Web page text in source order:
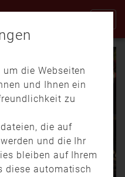
die Webseiten
und Ihnen ein
zu
die auf
und die Ihr
bleiben auf Ihrem
diese automatisch